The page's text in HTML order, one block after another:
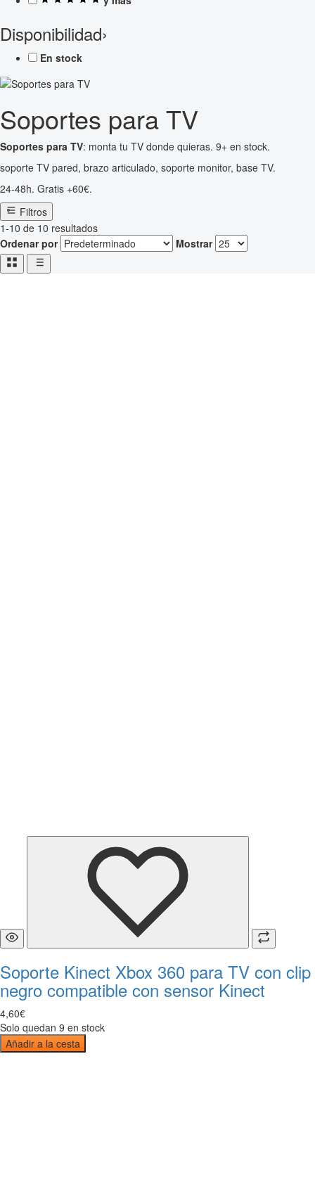
Disponibilidad›
En stock
Soportes para TV
Soportes para TV: monta tu TV donde quieras. 9+ en stock.
soporte TV pared, brazo articulado, soporte monitor, base TV.
24-48h. Gratis +60€.
Filtros
1-10 de 10 resultados
Ordenar por
Mostrar
Soporte Kinect Xbox 360 para TV con clip
negro compatible con sensor Kinect
4,60€
Solo quedan 9 en stock
Añadir a la cesta